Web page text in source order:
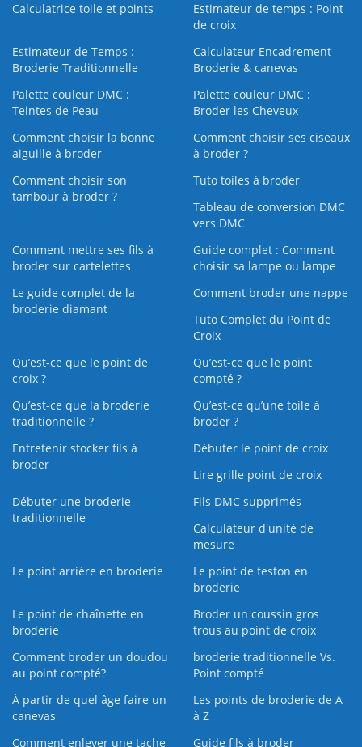
Calculatrice toile et points
Estimateur de temps : Point
de croix
Estimateur de Temps :
Broderie Traditionnelle
Calculateur Encadrement
Broderie & canevas
Palette couleur DMC :
Teintes de Peau
Palette couleur DMC :
Broder les Cheveux
Comment choisir la bonne
aiguille à broder
Comment choisir ses ciseaux
à broder ?
Comment choisir son
tambour à broder ?
Tuto toiles à broder
Tableau de conversion DMC
vers DMC
Comment mettre ses fils à
broder sur cartelettes
Guide complet : Comment
choisir sa lampe ou lampe
Le guide complet de la
broderie diamant
Comment broder une nappe
Tuto Complet du Point de
Croix
Qu’est-ce que le point de
croix ?
Qu’est-ce que le point
compté ?
Qu’est-ce que la broderie
traditionnelle ?
Qu’est‑ce qu’une toile à
broder ?
Entretenir stocker fils à
broder
Débuter le point de croix
Lire grille point de croix
Débuter une broderie
traditionnelle
Fils DMC supprimés
Calculateur d'unité de
mesure
Le point arrière en broderie
Le point de feston en
broderie
Le point de chaînette en
broderie
Broder un coussin gros
trous au point de croix
Comment broder un doudou
au point compté?
broderie traditionnelle Vs.
Point compté
À partir de quel âge faire un
canevas
Les points de broderie de A
à Z
Comment enlever une tache
Guide fils à broder